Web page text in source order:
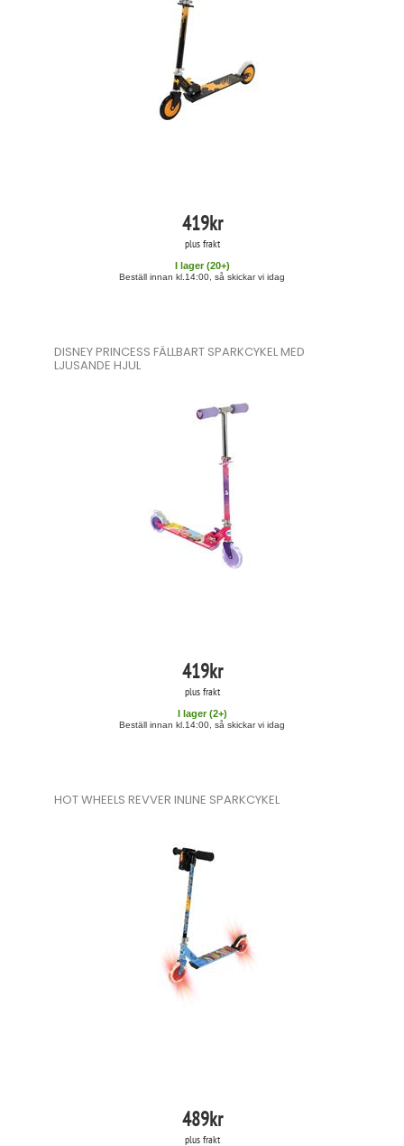
419kr
plus frakt
I lager (20+)
Beställ innan kl.14:00, så skickar vi idag
DISNEY PRINCESS FÄLLBART SPARKCYKEL MED
LJUSANDE HJUL
419kr
plus frakt
I lager (2+)
Beställ innan kl.14:00, så skickar vi idag
HOT WHEELS REVVER INLINE SPARKCYKEL
489kr
plus frakt